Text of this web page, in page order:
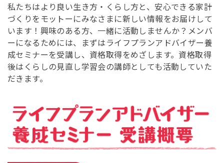
私たちはより良い生き方・くらし方と、安心できる家計
づくりをモットーにみなさまに新しい情報をお届けして
います！興味のある方、一緒に活動しませんか？メンバ
ーになるためには、まずはライフプランアドバイザー養
成セミナーを受講し、資格取得をめざします。資格取得
後はくらしの見直し学習会の講師としても活動していた
だきます。